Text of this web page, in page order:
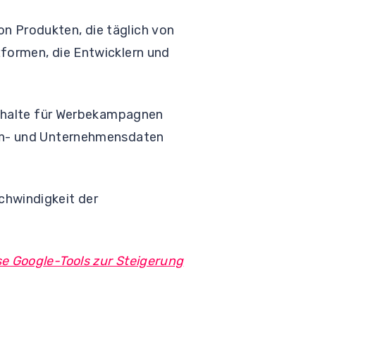
Produkten, die täglich von
die Entwicklern und
für Werbekampagnen
und Unternehmensdaten
der
Google-Tools zur Steigerung